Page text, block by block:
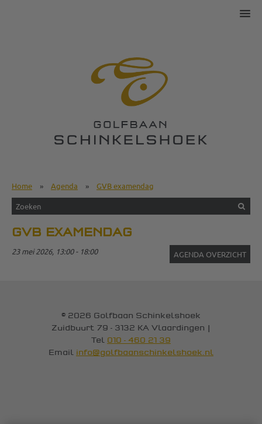
Home » Agenda » GVB examendag
GVB EXAMENDAG
23 mei 2026, 13:00 - 18:00 AGENDA OVERZICHT
© 2026 Golfbaan Schinkelshoek
Zuidbuurt 79 - 3132 KA Vlaardingen |
Tel 010 - 460 21 39
Email info@golfbaanschinkelshoek.nl